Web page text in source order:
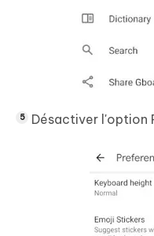
Désactiver l'option